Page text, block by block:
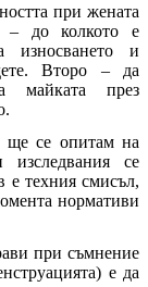
при жената
– до колкото е
износването и
Второ – да
майката през
ще се опитам на
се
е техния смисъл,
нормативи
при съмнение
е да